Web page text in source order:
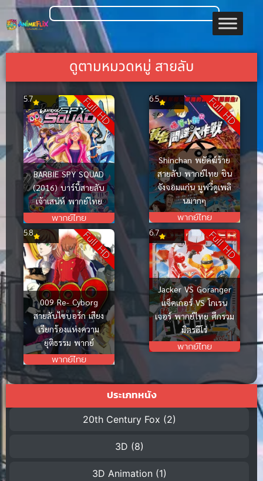
ดูตามหมวดหมู่ สายลับ
Full HD
BARBIE SPY SQUAD
(2016) บาร์บี้สายลับ
เจ้าเสน่ห์ พากย์ไทย
พากย์ไทย
5.7 Full HD
Shinchan พยัคฆ์ร้าย
สายลับ พากย์ไทย ชิน
จังจอมแก่น มูฟวี่ดูเพลิ
นมากๆ
พากย์ไทย
6.5
Full HD
009 Re- Cyborg
สายลับไซบอร์ก เสียง
เรียกร้องแห่งความ
ยุติธรรม พากย์
พากย์ไทย
5.8 Full HD
Jacker VS Goranger
แจ็คเกอร์ VS โกเรน
เจอร์ พากย์ไทย ศึกรวม
มิตรฮีโร่
พากย์ไทย
6.7
ประเภทหนัง
20th Century Fox (2)
3D (8)
3D Animation (1)